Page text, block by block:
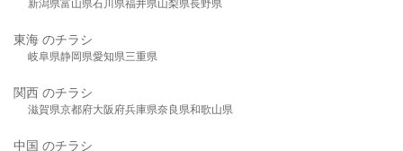
新潟県富山県石川県福井県山梨県長野県
東海 のチラシ
岐阜県静岡県愛知県三重県
関西 のチラシ
滋賀県京都府大阪府兵庫県奈良県和歌山県
中国 のチラシ